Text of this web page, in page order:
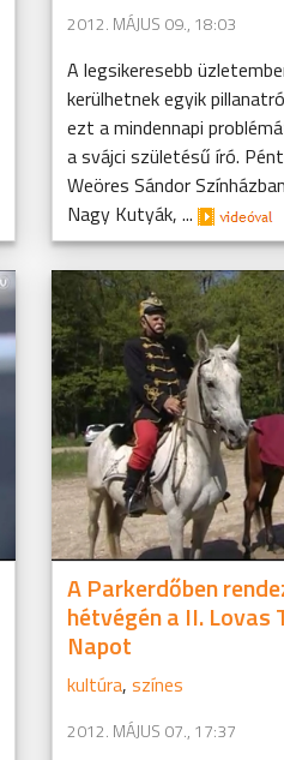
2012. MÁJUS 09., 18:03
A legsikeresebb
kerülhetnek egyik
ezt a mindennapi
a svájci születésű író.
Weöres Sándor
Nagy Kutyák, ...
A Parkerdőben
hétvégén a II. Lovas
Napot
kultúra, színes
2012. MÁJUS 07., 17:37